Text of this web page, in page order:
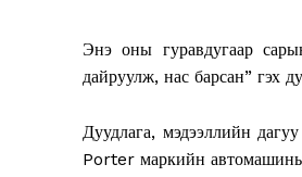
Энэ оны гуравдугаар
дайруулж, нас барсан” гэх
Дуудлага, мэдээллийн
Porter маркийн